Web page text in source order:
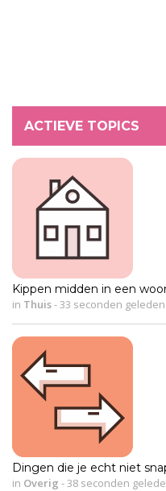
ACTIEVE TOPICS
Kippen midden in een
in Thuis- 33 seconden geleden
Dingen die je echt niet
in Overig - 38 seconden